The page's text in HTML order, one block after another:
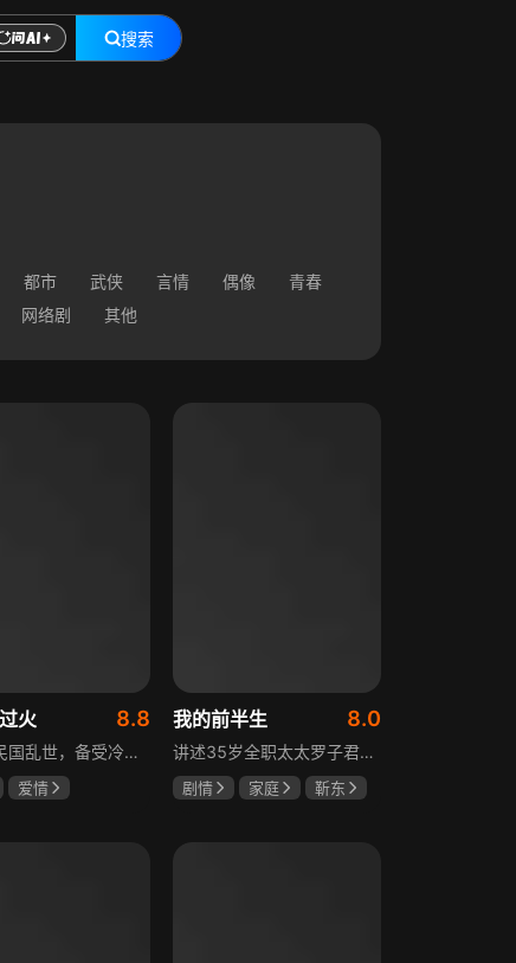
搜索
都市 武侠 言情 偶像
青春
网络剧 其他
火 8.8
讲述了民国乱世，备受冷眼的世家少爷慕容清峄与饱受苦难的复仇孤女任素素阴差阳错结缘相识，却因误会含恨而别。两人再重逢，却身份错位，陷入爱恨交织的极限拉扯中。二人历经世事波折与生离死别，最后携手直面乱世危局。
爱情
我的前半生 8.0
讲述35岁全职太太罗子君因丈夫突然离婚陷入人生谷底，带孩子闯入社会，从安逸走向落魄。贺涵作为事业有成的精英，平静生活被罗子君打破，需应对各类突发状况。生活逼迫罗子君重拾骨气，贺涵也收获温暖，二人历经波折，罗子君实现自我成长，贺涵也找到人生新方向，展现都市女性蜕变与情感纠葛。
剧情 家庭
靳东